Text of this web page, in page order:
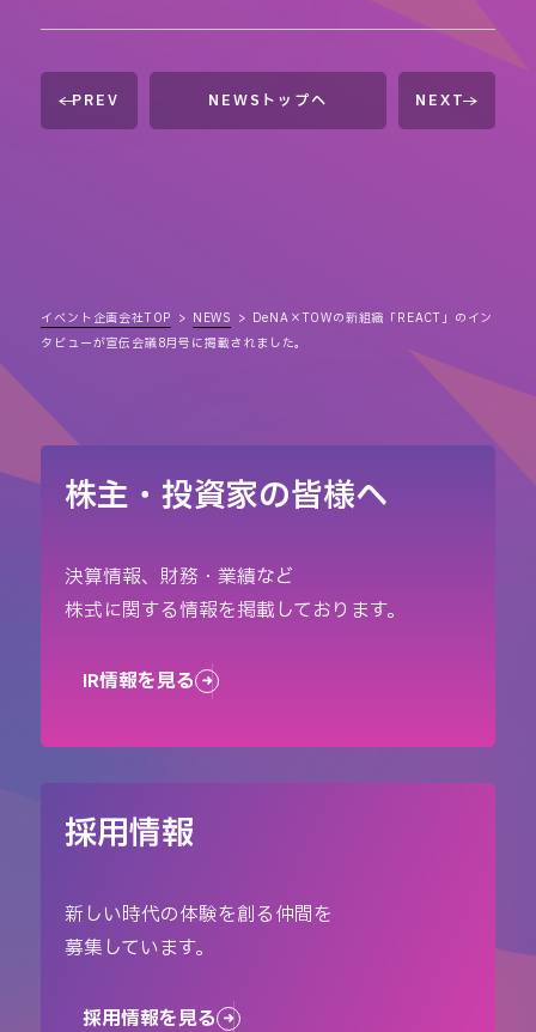
PREV NEWSトップへ NEXT
イベント企画会社TOP NEWS
DeNA×TOWの新組織「REACT」のイン
タビューが宣伝会議8月号に掲載されました。
株主・投資家の皆様へ
決算情報、財務・業績など
株式に関する情報を掲載しております。
IR情報を見る
採用情報
新しい時代の体験を創る仲間を
募集しています。
採用情報を見る